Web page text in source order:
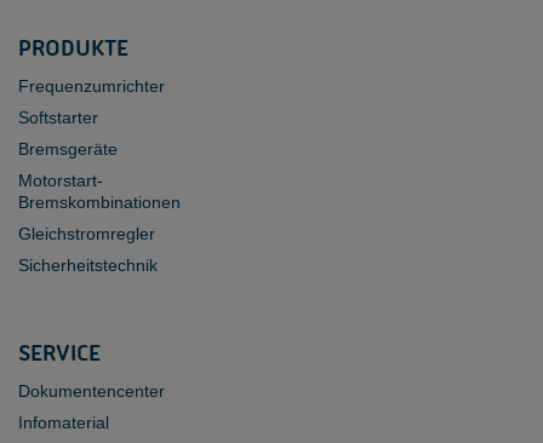
PRODUKTE
Frequenzumrichter
Softstarter
Bremsgeräte
Motorstart-
Bremskombinationen
Gleichstromregler
Sicherheitstechnik
SERVICE
Dokumentencenter
Infomaterial